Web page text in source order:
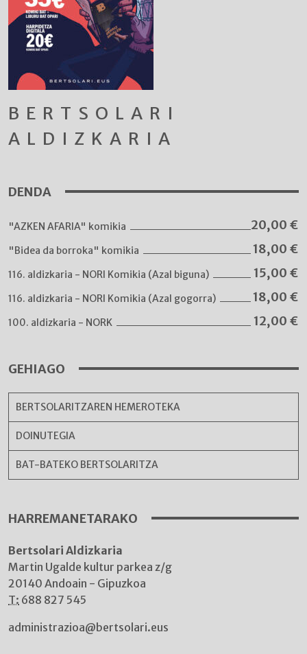
BERTSOLARI
ALDIZKARIA
DENDA
"AZKEN AFARIA" komikia 20,00 €
"Bidea da borroka" komikia 18,00 €
116. aldizkaria - NORI Komikia (Azal biguna) 15,00 €
116. aldizkaria - NORI Komikia (Azal gogorra) 18,00 €
100. aldizkaria - NORK 12,00 €
GEHIAGO
BERTSOLARITZAREN HEMEROTEKA
DOINUTEGIA
BAT-BATEKO BERTSOLARITZA
HARREMANETARAKO
Bertsolari Aldizkaria
Martin Ugalde kultur parkea z/g
20140 Andoain - Gipuzkoa
T: 688 827 545
administrazioa@bertsolari.eus